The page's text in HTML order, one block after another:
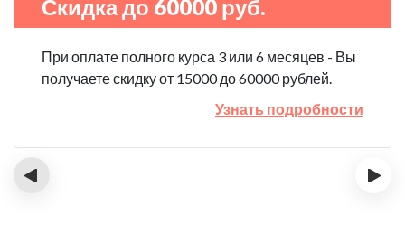
Скидка до 60000 руб.
При оплате полного курса 3 или 6 месяцев - Вы
получаете скидку от 15000 до 60000 рублей.
Узнать подробности
‹ ›